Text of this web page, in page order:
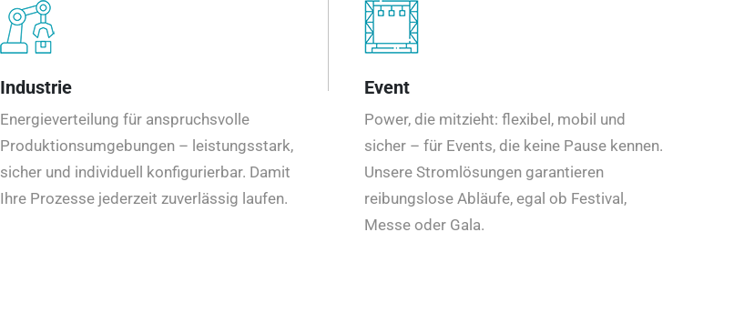
Industrie
Energieverteilung für anspruchsvolle
Produktionsumgebungen – leistungsstark,
sicher und individuell konfigurierbar. Damit
Ihre Prozesse jederzeit zuverlässig laufen.
Event
Power, die mitzieht: flexibel, mobil und
sicher – für Events, die keine Pause kennen.
Unsere Stromlösungen garantieren
reibungslose Abläufe, egal ob Festival,
Messe oder Gala.